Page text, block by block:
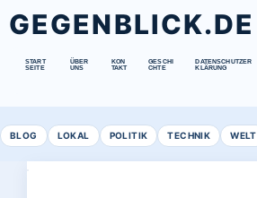
GEGENBLICK.DE
START
SEITE
ÜBER
UNS
KON
TAKT
GESCHI
CHTE
DATENSCHUTZER
KLÄRUNG
BLOG LOKAL POLITIK TECHNIK WELT